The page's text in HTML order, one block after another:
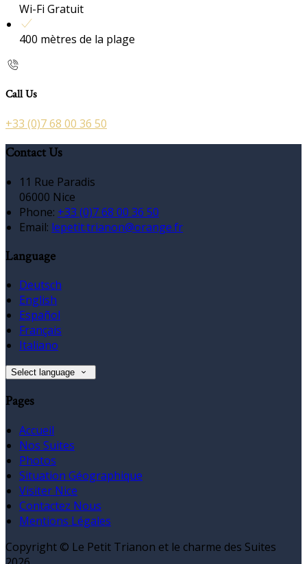
Wi-Fi Gratuit
400 mètres de la plage
Call Us
+33 (0)7 68 00 36 50
Contact Us
11 Rue Paradis
06000 Nice
Phone: +33 (0)7 68 00 36 50
Email: lepetit.trianon@orange.fr
Language
Deutsch
English
Español
Français
Italiano
Select language
Pages
Accueil
Nos Suites
Photos
Situation Géographique
Visiter Nice
Contactez Nous
Mentions Légales
Copyright © Le Petit Trianon et le charme des Suites